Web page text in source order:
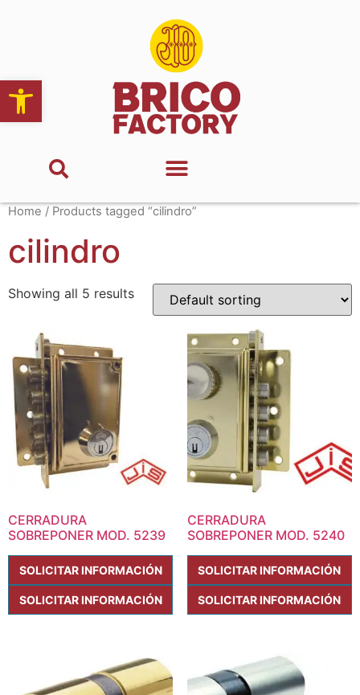
Abrir barra de herramientas
Home / Products tagged “cilindro”
cilindro
Showing all 5 results
CERRADURA
SOBREPONER MOD. 5239
SOLICITAR INFORMACIÓN
SOLICITAR INFORMACIÓN
CERRADURA
SOBREPONER MOD. 5240
SOLICITAR INFORMACIÓN
SOLICITAR INFORMACIÓN